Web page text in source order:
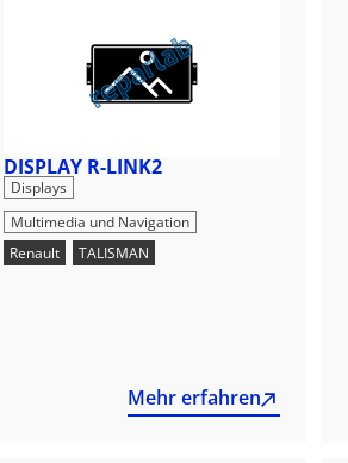
DISPLAY R-LINK2
Displays
Multimedia und Navigation
Renault
TALISMAN
Mehr erfahren